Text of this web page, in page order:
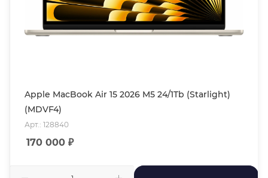
Apple MacBook Air 15 2026 M5 24/1Tb (Starlight)
(MDVF4)
Арт.: 128840
170 000 ₽